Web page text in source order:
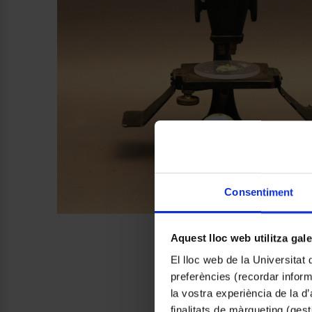
Consentiment
Aquest lloc web utilitza
El lloc web de la Universitat
preferències (recordar
la vostra experiència de la